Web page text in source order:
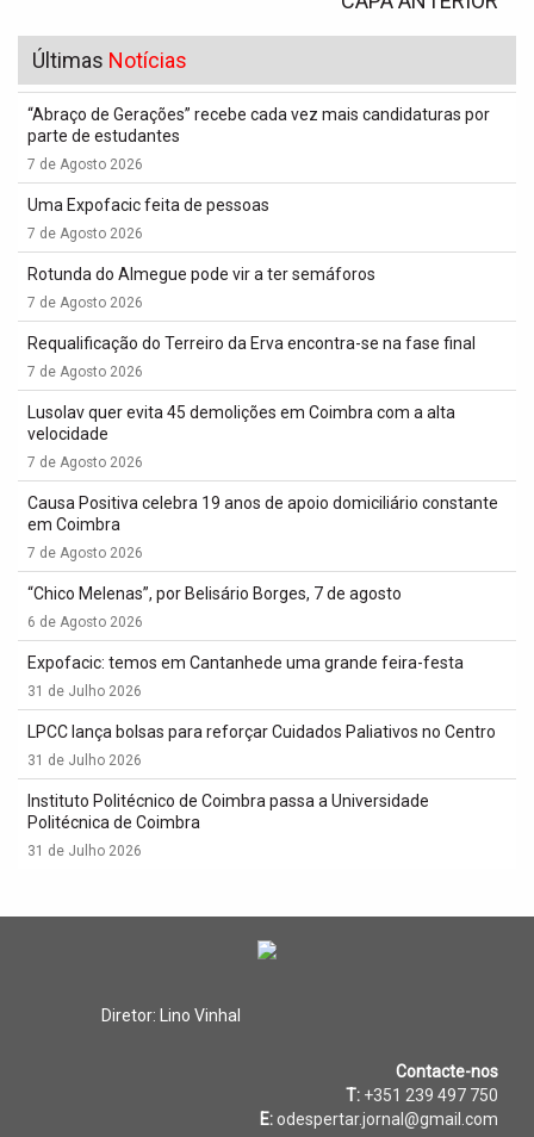
Últimas Notícias
“Abraço de Gerações” recebe cada vez mais candidaturas por
parte de estudantes
7 de Agosto 2026
Uma Expofacic feita de pessoas
7 de Agosto 2026
Rotunda do Almegue pode vir a ter semáforos
7 de Agosto 2026
Requalificação do Terreiro da Erva encontra-se na fase final
7 de Agosto 2026
Lusolav quer evita 45 demolições em Coimbra com a alta
velocidade
7 de Agosto 2026
Causa Positiva celebra 19 anos de apoio domiciliário constante
em Coimbra
7 de Agosto 2026
“Chico Melenas”, por Belisário Borges, 7 de agosto
6 de Agosto 2026
Expofacic: temos em Cantanhede uma grande feira-festa
31 de Julho 2026
LPCC lança bolsas para reforçar Cuidados Paliativos no Centro
31 de Julho 2026
Instituto Politécnico de Coimbra passa a Universidade
Politécnica de Coimbra
31 de Julho 2026
Diretor: Lino Vinhal
Contacte-nos
T: +351 239 497 750
E: odespertar.jornal@gmail.com